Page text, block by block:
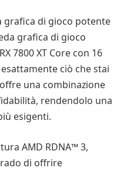
grafica di gioco potente
grafica di gioco
7800 XT Core con 16
ciò che stai
una combinazione
rendendolo una
esigenti.
AMD RDNA™ 3,
di offrire